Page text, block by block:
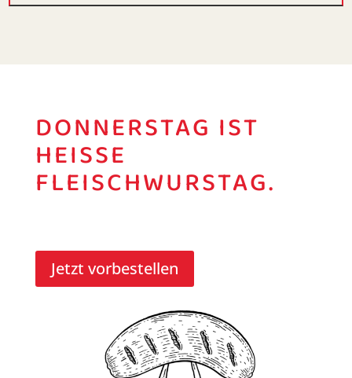
DONNERSTAG IST
HEISSE
FLEISCHWURSTAG.
Jetzt vorbestellen